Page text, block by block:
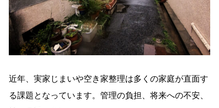
近年、実家じまいや空き家整理は多くの家庭が直面す
る課題となっています。管理の負担、将来への不安、